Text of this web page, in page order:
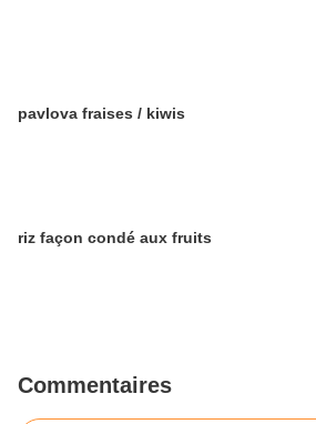
pavlova fraises / kiwis
riz façon condé aux fruits
Commentaires